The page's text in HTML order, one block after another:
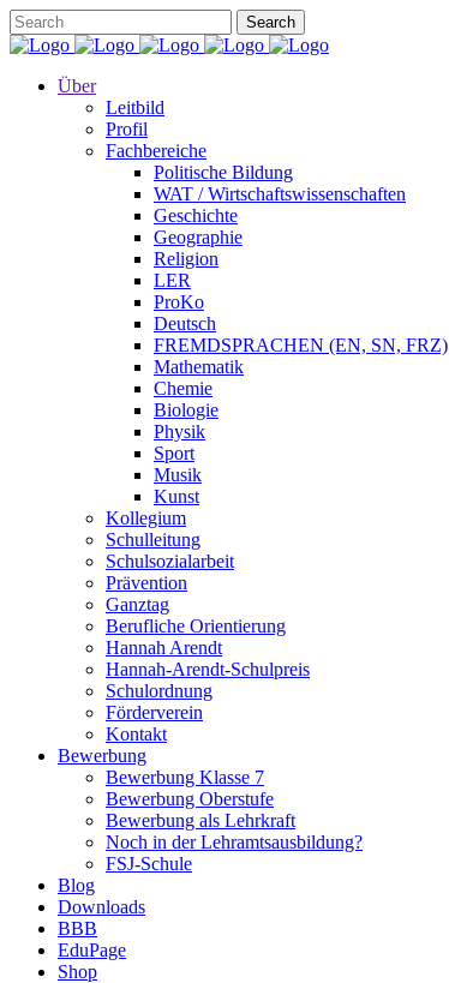
Über
Leitbild
Profil
Fachbereiche
Politische Bildung
WAT / Wirtschaftswissenschaften
Geschichte
Geographie
Religion
LER
ProKo
Deutsch
FREMDSPRACHEN (EN, SN, FRZ)
Mathematik
Chemie
Biologie
Physik
Sport
Musik
Kunst
Kollegium
Schulleitung
Schulsozialarbeit
Prävention
Ganztag
Berufliche Orientierung
Hannah Arendt
Hannah-Arendt-Schulpreis
Schulordnung
Förderverein
Kontakt
Bewerbung
Bewerbung Klasse 7
Bewerbung Oberstufe
Bewerbung als Lehrkraft
Noch in der Lehramtsausbildung?
FSJ-Schule
Blog
Downloads
BBB
EduPage
Shop